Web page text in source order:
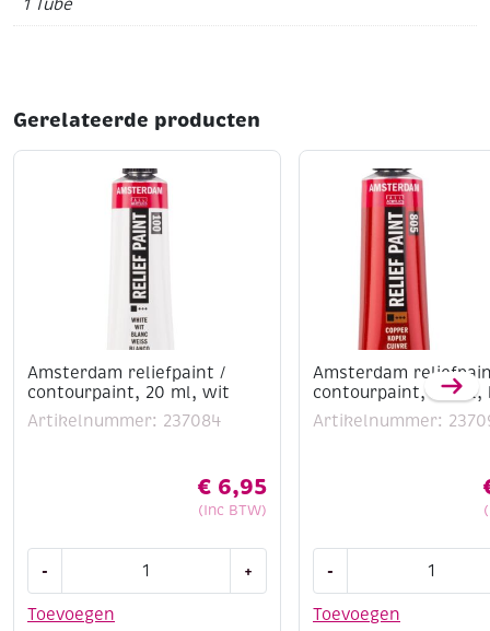
leent zich perfect voor heldere accenten, frisse lagen
en grafische details.
Belangrijkste kenmerken:
Kleur: Permanent Citroengeel Licht (217)
Inhoud: 120 ml
Dekkend en lichtecht (+++)
Medium viscositeit (geschikt voor detail en
structuur)
Sneldrogend en watervast na droging
1 Tube
Gerelateerde producten
Amsterdam reliefpaint /
contourpaint, 20 ml, wit
Artikelnummer: 237084
€ 6,95
(Inc BTW)
Toevoegen
-
/
+
Amsterdam
contourpaint, 20 ml,
Artikelnummer:
Toevoegen
-
/